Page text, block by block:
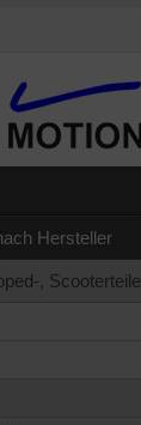
Hersteller
, Scooterteile